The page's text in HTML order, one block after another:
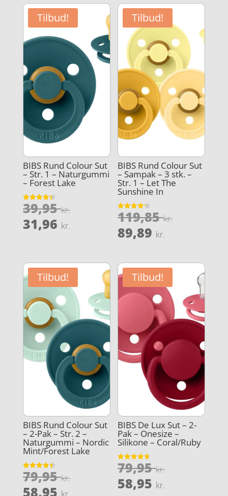
Tilbud!
BIBS Rund Colour Sut
– Str. 1 – Naturgummi
– Forest Lake
Vurderet
4.4
39,95kr.Den
oprindelige
pris
39,95 kr..
31,96 kr.
aktuelle
er:
31,96 kr..
Tilbud!
BIBS Rund Colour Sut
– Sampak – 3 stk. –
Str. 1 – Let The
Sunshine In
Vurderet
4.2
119,85kr.Den
119,85
89,89 kr.
pris
er:
89,89 kr..
Tilbud!
BIBS Rund Colour Sut
– 2-Pak – Str. 2 –
Naturgummi – Nordic
Mint/Forest Lake
Vurderet
4.5
79,95kr.Den
oprindelige
58,95
Tilbud!
BIBS De Lux Sut – 2-
Pak – Onesize –
Silikone – Coral/Ruby
Vurderet
4.7
79,95kr.Den
58,95 kr.